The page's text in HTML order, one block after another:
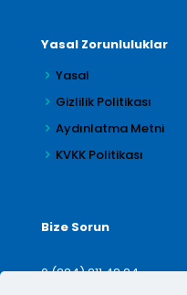
Yasal Zorunluluklar
Yasal
Gizlilik Politikası
Aydınlatma Metni
KVKK Politikası
Bize Sorun
0 (224) 211 42 24